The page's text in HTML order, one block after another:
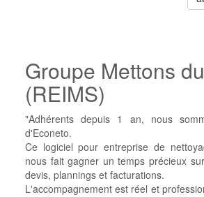
Groupe Mettons
(REIMS)
"Adhérents depuis 1 an, nous
d'Econeto.
Ce logiciel pour entreprise de
nous fait gagner un temps précieux
devis, plannings et facturations.
L'accompagnement est réel et